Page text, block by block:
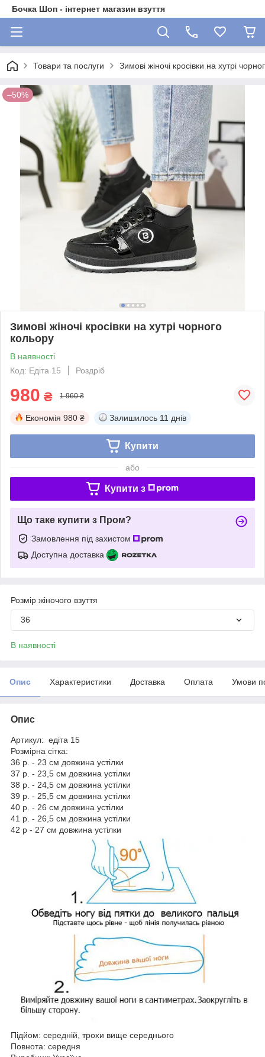
Бочка Шоп - інтернет магазин взуття
Товари та послуги Зимові жіночі кросівки на хутрі
–50%
Зимові жіночі кросівки на хутрі чорного
кольору
В наявності
Код: Едіта 15
Роздріб
980 ₴ 1 960 ₴
Економія 980 ₴ Залишилось 11 днів
Купити
або
Купити з
Що таке купити з Пром?
Замовлення під захистом
Доступна доставка
Розмір жіночого взуття
36
В наявності
Опис Характеристики Доставка Оплата Умови
Опис
Артикул: едіта 15
Розмірна сітка:
36 р. - 23 см довжина устілки
37 р. - 23,5 см довжина устілки
38 р. - 24,5 см довжина устілки
39 р. - 25,5 см довжина устілки
40 р. - 26 см довжина устілки
41 р. - 26,5 см довжина устілки
42 р - 27 см довжина устілки
Підйом: середній, трохи вище середнього
Повнота: середня